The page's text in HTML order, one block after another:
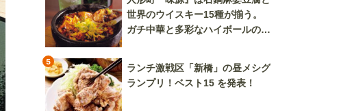
世界のウイスキー15種が揃う。
ガチ中華と多彩なハイボールの組
5
ランチ激戦区「新橋」の昼メシグ
ランプリ！ベスト15 を発表！